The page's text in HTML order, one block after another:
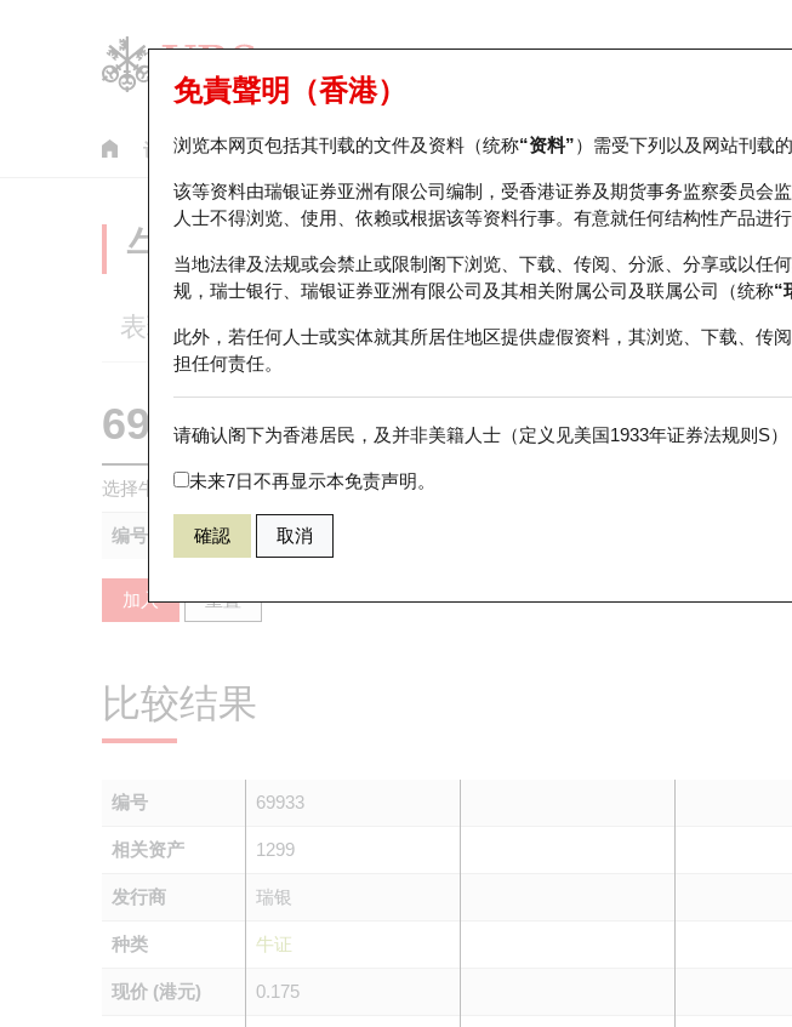
认股证 牛熊证 美股指数产品 轮证市场统计 正股数据及市场统计 瑞银
免責聲明（香港）
浏览本网页包括其刊载的文件及资料（统称“资料”）需受下列以及网站刊载
该等资料由瑞银证券亚洲有限公司编制，受香港证券及期货事务监察委员会
人士不得浏览、使用、依赖或根据该等资料行事。有意就任何结构性产品进
当地法律及法规或会禁止或限制阁下浏览、下载、传阅、分派、分享或以
规，瑞士银行、瑞银证券亚洲有限公司及其相关附属公司及联属公司（统称“
此外，若任何人士或实体就其所居住地区提供虚假资料，其浏览、下载、传
担任何责任。
请确认阁下为香港居民，及并非美籍人士（定义见美国1933年证券法规则S
未来7日不再显示本免责声明。
確認 取消
牛熊证分析仪
表现 街货统计 比较
69933 瑞银牛证 1299 友邦保险
选择牛熊证作比较 *你可以选择最多五只牛熊证
编号
加入 重置
比较结果
编号 69933
相关资产 1299
发行商 瑞银
种类 牛证
现价 (港元) 0.175